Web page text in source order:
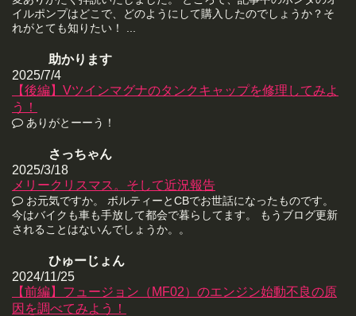
イルポンプはどこで、どのようにして購入したのでしょうか？そ
れがとても知りたい！ ...
助かります
2025/7/4
【後編】Vツインマグナのタンクキャップを修理してみよ
う！
ありがとーーう！
さっちゃん
2025/3/18
メリークリスマス。そして近況報告
お元気ですか。 ボルティーとCBでお世話になったものです。
今はバイクも車も手放して都会で暮らしてます。 もうブログ更新
されることはないんでしょうか。。
ひゅーじょん
2024/11/25
【前編】フュージョン（MF02）のエンジン始動不良の原
因を調べてみよう！